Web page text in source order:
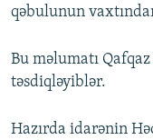
XƏBƏR
qəbulunun
Bu məlumatı
təsdiqləyiblər.
Hazırda idarənin